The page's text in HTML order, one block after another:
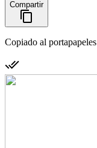
Compartir
Copiado al portapapeles